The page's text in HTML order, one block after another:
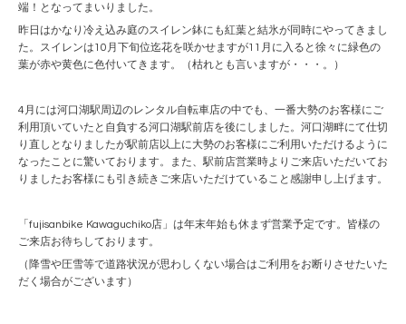
端！となってまいりました。
昨日はかなり冷え込み庭のスイレン鉢にも紅葉と結氷が同時にやってきまし
た。スイレンは10月下旬位迄花を咲かせますが11月に入ると徐々に緑色の
葉が赤や黄色に色付いてきます。（枯れとも言いますが・・・。）
4月には河口湖駅周辺のレンタル自転車店の中でも、一番大勢のお客様にご
利用頂いていたと自負する河口湖駅前店を後にしました。河口湖畔にて仕切
り直しとなりましたが駅前店以上に大勢のお客様にご利用いただけるように
なったことに驚いております。また、駅前店営業時よりご来店いただいてお
りましたお客様にも引き続きご来店いただけていること感謝申し上げます。
「fujisanbike Kawaguchiko店」は年末年始も休まず営業予定です。皆様の
ご来店お待ちしております。
（降雪や圧雪等で道路状況が思わしくない場合はご利用をお断りさせたいた
だく場合がございます）